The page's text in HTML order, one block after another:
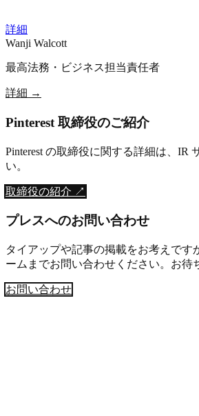
詳細
Wanji Walcott
最高法務・ビジネス担当責任者
詳細 →
Pinterest 取締役のご紹介
Pinterest の取締役に関する詳細は、IR
い。
取締役の紹介 ↗
プレスへのお問い合わせ
タイアップや記事の掲載をお考えです
ームまでお問い合わせください。お待
お問い合わせ